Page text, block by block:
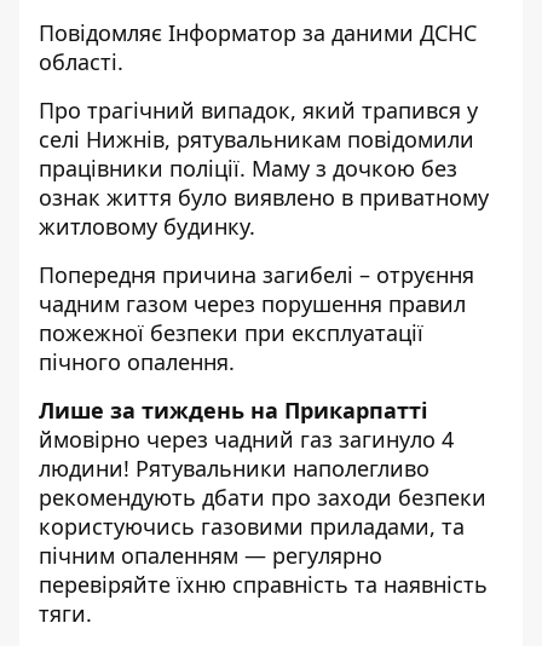
Повідомляє Інформатор за даними ДСНС
області.
Про трагічний випадок, який трапився у
селі Нижнів, рятувальникам повідомили
працівники поліції. Маму з дочкою без
ознак життя було виявлено в приватному
житловому будинку.
Попередня причина загибелі – отруєння
чадним газом через порушення правил
пожежної безпеки при експлуатації
пічного опалення.
Лише за тиждень на Прикарпатті
ймовірно через чадний газ загинуло 4
людини! Рятувальники наполегливо
рекомендують дбати про заходи безпеки
користуючись газовими приладами, та
пічним опаленням — регулярно
перевіряйте їхню справність та наявність
тяги.